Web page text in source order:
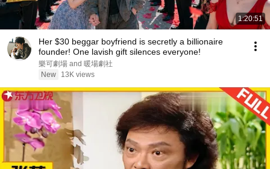
1:20:51
Her $30 beggar boyfriend is secretly a billionaire
founder! One lavish gift silences everyone!
樂可劇場 and 暖場劇社
New
13K views